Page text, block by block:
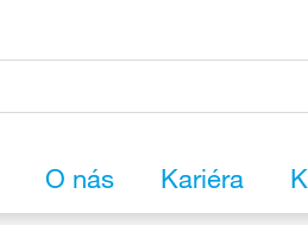
O nás Kariéra